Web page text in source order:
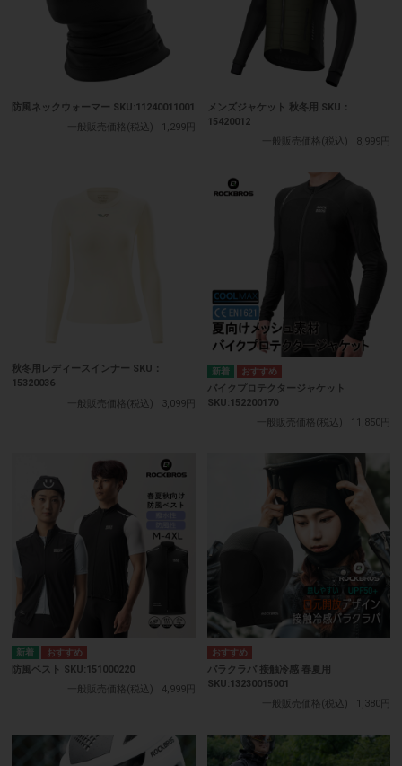
防風ネックウォーマー SKU:11240011001
一般販売価格(税込)
1,299円
メンズジャケット 秋冬用 SKU：
15420012
一般販売価格(税込)
8,999円
秋冬用レディースインナー SKU：
15320036
一般販売価格(税込)
3,099円
バイクプロテクタージャケット
SKU:152200170
一般販売価格(税込)
11,850円
防風ベスト SKU:151000220
一般販売価格(税込)
4,999円
バラクラバ 接触冷感 春夏用
SKU:13230015001
一般販売価格(税込)
1,380円